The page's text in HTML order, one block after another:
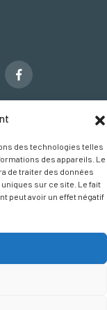
des technologies telles
des appareils. Le
de traiter des données
sur ce site. Le fait
peut avoir un effet négatif